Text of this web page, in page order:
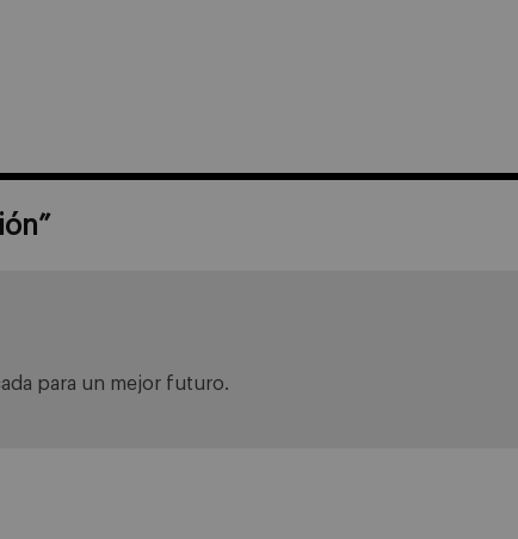
”
para un mejor futuro.